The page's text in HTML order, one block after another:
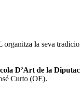
la seva
D’Art de la
Curto (OE).